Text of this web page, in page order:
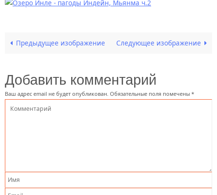
Предыдущее изображение Следующее изображение
Добавить комментарий
Ваш адрес email не будет опубликован. Обязательные поля помечены *